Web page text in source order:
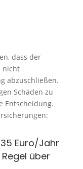
dass der
nicht
abzuschließen.
Schäden zu
Entscheidung.
Euro/Jahr
über